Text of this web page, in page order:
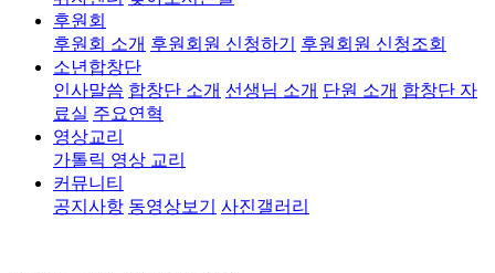
후원회
후원회 소개 후원회원 신청하기
후원회원 신청조회
소년합창단
인사말씀 합창단 소개 선생님 소개 단원 소개 합창단 자
료실 주요연혁
영상교리
가톨릭 영상 교리
커뮤니티
공지사항 동영상보기 사진갤러리